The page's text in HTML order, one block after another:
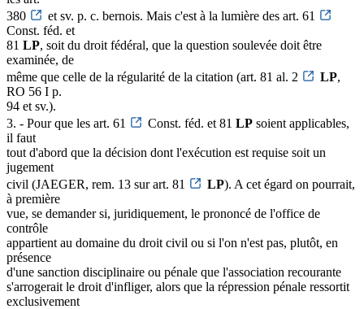
380
et sv. p. c. bernois. Mais c'est à la lumière des art. 61
Const. féd. et
81 LP, soit du droit fédéral, que la question soulevée doit être
examinée, de
même que celle de la régularité de la citation (art. 81 al. 2
LP,
RO 56 I p.
94 et sv.).
3. - Pour que les art. 61
Const. féd. et 81 LP soient applicables,
il faut
tout d'abord que la décision dont l'exécution est requise soit un
jugement
civil (JAEGER, rem. 13 sur art. 81
LP). A cet égard on pourrait,
à première
vue, se demander si, juridiquement, le prononcé de l'office de
contrôle
appartient au domaine du droit civil ou si l'on n'est pas, plutôt, en
présence
d'une sanction disciplinaire ou pénale que l'association recourante
s'arrogerait le droit d'infliger, alors que la répression pénale ressortit
exclusivement